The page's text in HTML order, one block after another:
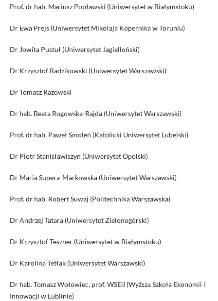
Prof. dr hab. Mariusz Popławski (Uniwersytet w Białymstoku)
Dr Ewa Prejs (Uniwersytet Mikołaja Kopernika w Toruniu)
Dr Jowita Pustuł (Uniwersytet Jagielloński)
Dr Krzysztof Radzikowski (Uniwersytet Warszawski)
Dr Tomasz Razowski
Dr hab. Beata Rogowska-Rajda (Uniwersytet Warszawski)
Prof. dr hab. Paweł Smoleń (Katolicki Uniwersytet Lubelski)
Dr Piotr Stanisławiszyn (Uniwersytet Opolski)
Dr Maria Supera-Markowska (Uniwersytet Warszawski)
Prof. dr hab. Robert Suwaj (Politechnika Warszawska)
Dr Andrzej Tatara (Uniwersytet Zielonogórski)
Dr Krzysztof Teszner (Uniwersytet w Białymstoku)
Dr Karolina Tetłak (Uniwersytet Warszawski)
Dr hab. Tomasz Wołowiec, prof. WSEiI (Wyższa Szkoła Ekonomii i
Innowacji w Lublinie)